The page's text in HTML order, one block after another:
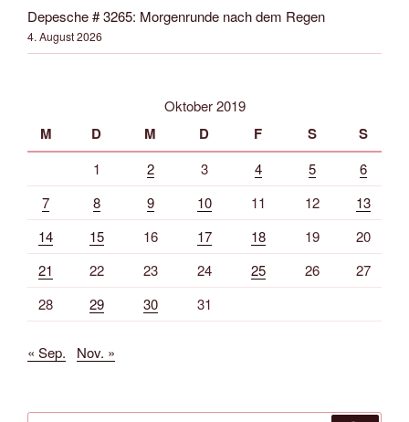
Depesche # 3265: Morgenrunde nach dem Regen
4. August 2026
Oktober 2019
M D M D F S S
1 2 3 4 5
6
7
8 9 10 11 12
13
14
15 16 17 18 19
20
21
22 23 24 25 26
27
28
29 30 31
« Sep. Nov. »